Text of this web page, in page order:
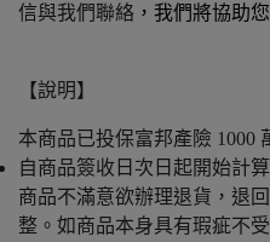
信與我們聯絡 ，我們將協助
【說明】
本商品已投保富邦產險 1000
自商品簽收日次日起開始計
商品不滿意欲辦理退貨，退
整。如商品本身具有瑕疵不